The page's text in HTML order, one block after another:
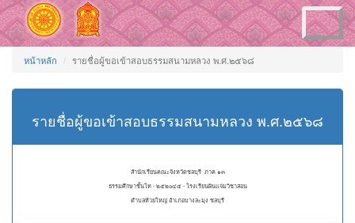
Toggle
navigation
หน้าหลัก รายชื่อผู้ขอเข้าสอบธรรมสนามหลวง พ.ศ.๒๕๖๘
รายชื่อผู้ขอเข้าสอบธรรมสนามหลวง พ.ศ.๒๕๖๘
สำนักเรียนคณะจังหวัดชลบุรี ภาค ๑๓
ธรรมศึกษาชั้นโท - ๒๕๒๐๔๕ - โรงเรียนผินแจ่มวิชาสอน
ตำบลห้วยใหญ่ อำเภอบางละมุง ชลบุรี